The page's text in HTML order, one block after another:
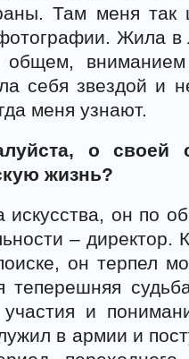
Там меня так
Жила в
общем,
себя звездой и
меня узнают.
о своей
жизнь?
он по
– директор.
он терпел
теперешняя
и
в армии и